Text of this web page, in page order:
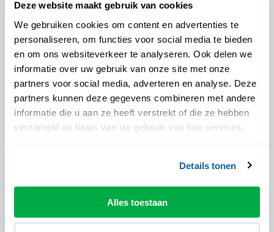
Deze website maakt gebruik van cookies
We gebruiken cookies om content en advertenties te
personaliseren, om functies voor social media te bieden
en om ons websiteverkeer te analyseren. Ook delen we
informatie over uw gebruik van onze site met onze
partners voor social media, adverteren en analyse. Deze
partners kunnen deze gegevens combineren met andere
informatie die u aan ze heeft verstrekt of die ze hebben
verzameld op basis van uw gebruik van hun services.
Details tonen
Alles toestaan
Algemene informatie
Locatie:
Theater de Spiegel - Mateboerzaal
Aanvangstijd:
20:00 uur
Pauze:
Ja